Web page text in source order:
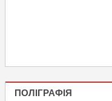
ПОЛІГРАФІЯ